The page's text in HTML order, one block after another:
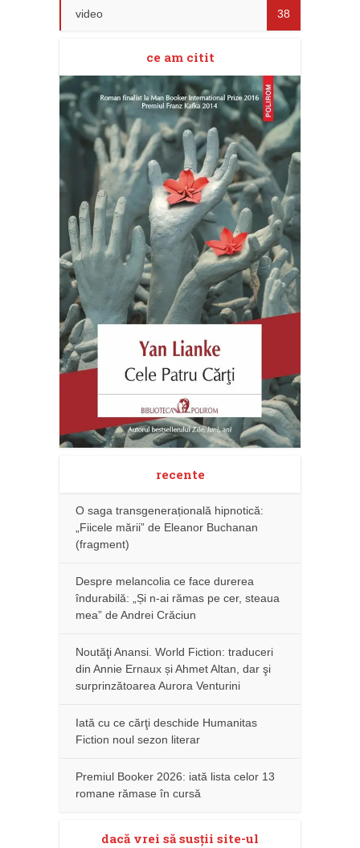
video 38
ce am citit
recente
O saga transgenerațională hipnotică:
„Fiicele mării” de Eleanor Buchanan
(fragment)
Despre melancolia ce face durerea
îndurabilă: „Și n-ai rămas pe cer, steaua
mea” de Andrei Crăciun
Noutăţi Anansi. World Fiction: traduceri
din Annie Ernaux și Ahmet Altan, dar şi
surprinzătoarea Aurora Venturini
Iată cu ce cărţi deschide Humanitas
Fiction noul sezon literar
Premiul Booker 2026: iată lista celor 13
romane rămase în cursă
dacă vrei să susţii site-ul